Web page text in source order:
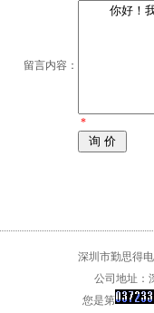
留言内容：
*
深圳市勤思得
公司地址：
您是第